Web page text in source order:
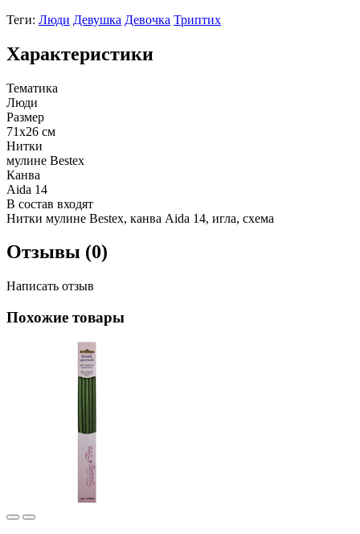
Теги: Люди Девушка Девочка Триптих
Характеристики
Тематика
Люди
Размер
71х26 см
Нитки
мулине Bestex
Канва
Aida 14
В состав входят
Нитки мулине Bestex, канва Aida 14, игла, схема
Отзывы (0)
Написать отзыв
Похожие товары